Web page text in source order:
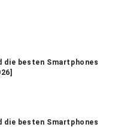
die besten Smartphones
die besten Smartphones